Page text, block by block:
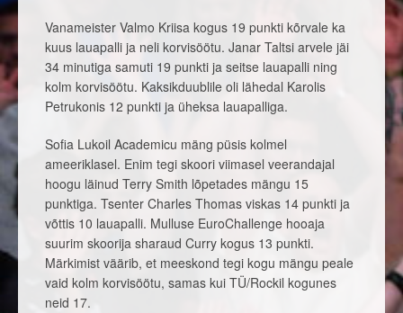
Vanameister Valmo Kriisa kogus 19 punkti kõrvale ka
kuus lauapalli ja neli korvisöötu. Janar Taltsi arvele jäi
34 minutiga samuti 19 punkti ja seitse lauapalli ning
kolm korvisöötu. Kaksikduublile oli lähedal Karolis
Petrukonis 12 punkti ja üheksa lauapalliga.
Sofia Lukoil Academicu mäng püsis kolmel
ameeriklasel. Enim tegi skoori viimasel veerandajal
hoogu läinud Terry Smith lõpetades mängu 15
punktiga. Tsenter Charles Thomas viskas 14 punkti ja
võttis 10 lauapalli. Mulluse EuroChallenge hooaja
suurim skoorija sharaud Curry kogus 13 punkti.
Märkimist väärib, et meeskond tegi kogu mängu peale
vaid kolm korvisöötu, samas kui TÜ/Rockil kogunes
neid 17.